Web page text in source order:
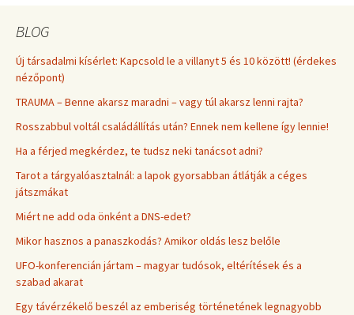
BLOG
Új társadalmi kísérlet: Kapcsold le a villanyt 5 és 10 között! (érdekes
nézőpont)
TRAUMA – Benne akarsz maradni – vagy túl akarsz lenni rajta?
Rosszabbul voltál családállítás után? Ennek nem kellene így lennie!
Ha a férjed megkérdez, te tudsz neki tanácsot adni?
Tarot a tárgyalóasztalnál: a lapok gyorsabban átlátják a céges
játszmákat
Miért ne add oda önként a DNS-edet?
Mikor hasznos a panaszkodás? Amikor oldás lesz belőle
UFO-konferencián jártam – magyar tudósok, eltérítések és a
szabad akarat
Egy távérzékelő beszél az emberiség történetének legnagyobb